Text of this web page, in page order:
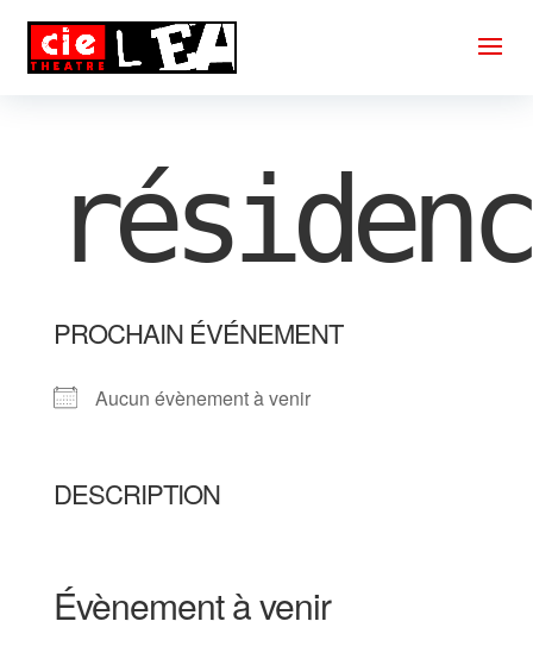
PROCHAIN ÉVÉNEMENT
Aucun évènement à venir
DESCRIPTION
Évènement à venir